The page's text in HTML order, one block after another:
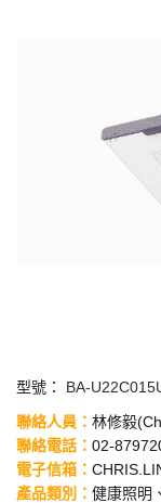
型號： BA-
聯絡人員： 林修毅
聯絡電話： 02-
電子信箱 ：
產品類別
： 健康照明